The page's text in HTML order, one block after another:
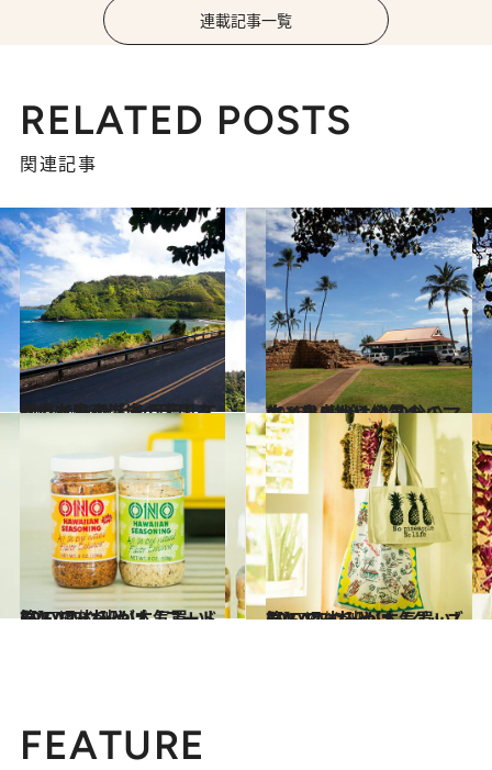
連載記事一覧
RELATED POSTS
関連記事
2017.6.30
マウイ島東海岸の天国みたいな町 ハナを目指して絶景ドライブ！
旅＆お出かけ 2016.10.22
ホノルルから約30分のマウイ島 樹齢140年のバニヤンツリーは必見！
旅＆お出かけ
2017.6.8
CREA取材班が本気買いした ハワイみやげ【フード篇】
旅＆お出かけ 2017.6.10
CREA取材班が本気買いした ハワイみやげ【グッズ篇】
旅＆お出かけ
FEATURE